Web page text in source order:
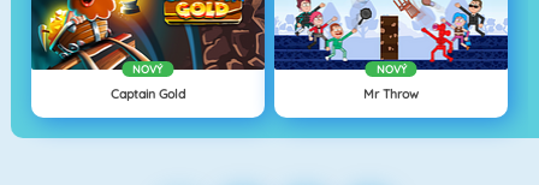
NOVÝ
Captain Gold
NOVÝ
Mr Throw